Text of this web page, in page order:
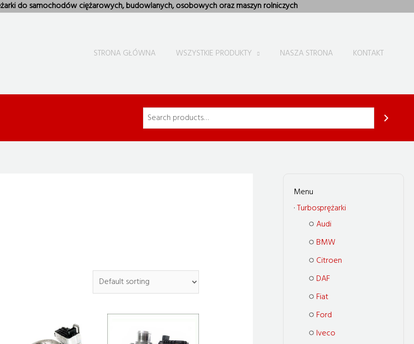
do samochodów ciężarowych, budowlanych, osobowych oraz maszyn rolniczych
STRONA GŁÓWNA WSZYSTKIE PRODUKTY NASZA STRONA KONTAKT
Turbosprężarki
Audi
BMW
Citroen
DAF
Fiat
Ford
Iveco